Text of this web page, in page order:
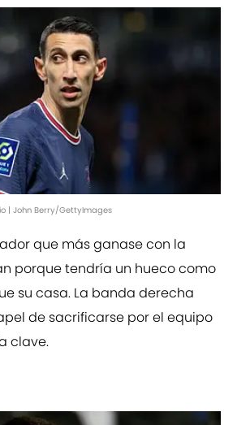
| John Berry/GettyImages
que más ganase con la
porque tendría un hueco como
su casa. La banda derecha
de sacrificarse por el equipo
clave.